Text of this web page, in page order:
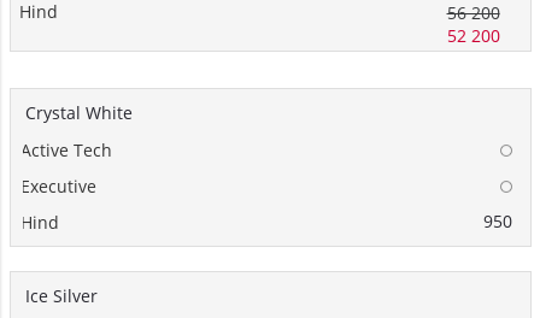
56 200
52 200
Crystal White
950
Ice Silver